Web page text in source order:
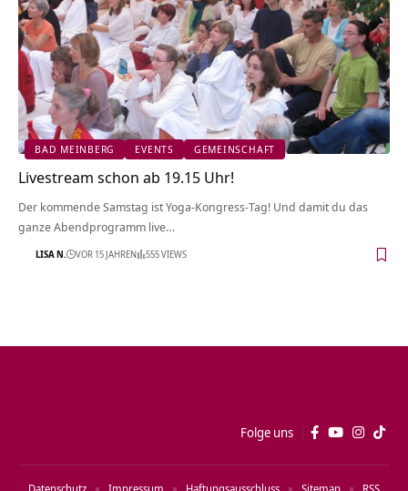
BAD MEINBERG EVENTS GEMEINSCHAFT
Livestream schon ab 19.15 Uhr!
Der kommende Samstag ist Yoga-Kongress-Tag! Und damit du das
ganze Abendprogramm live…
LISA N. VOR 15 JAHREN 555 VIEWS
Folge uns